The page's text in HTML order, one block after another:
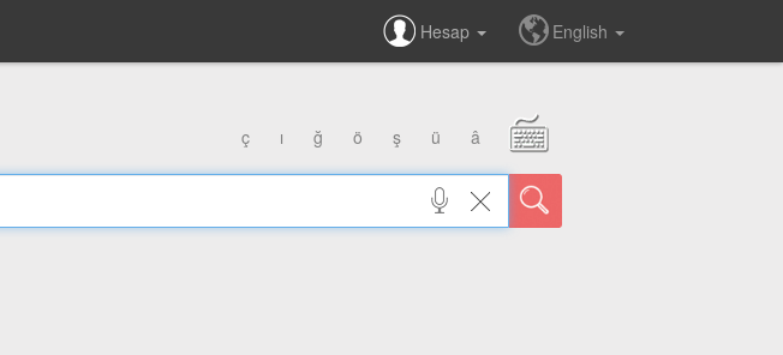
Hesap English
ç ı ğ ö ş ü â